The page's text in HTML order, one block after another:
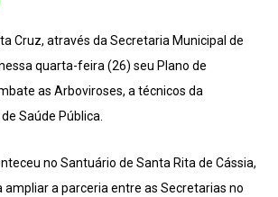
Cruz, através da Secretaria Municipal de
quarta-feira (26) seu Plano de
as Arboviroses, a técnicos da
Saúde Pública.
no Santuário de Santa Rita de Cássia,
a parceria entre as Secretarias no